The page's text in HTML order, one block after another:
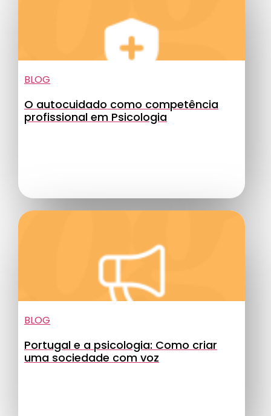
BLOG
O autocuidado como competência
profissional em Psicologia
BLOG
Portugal e a psicologia: Como criar
uma sociedade com voz